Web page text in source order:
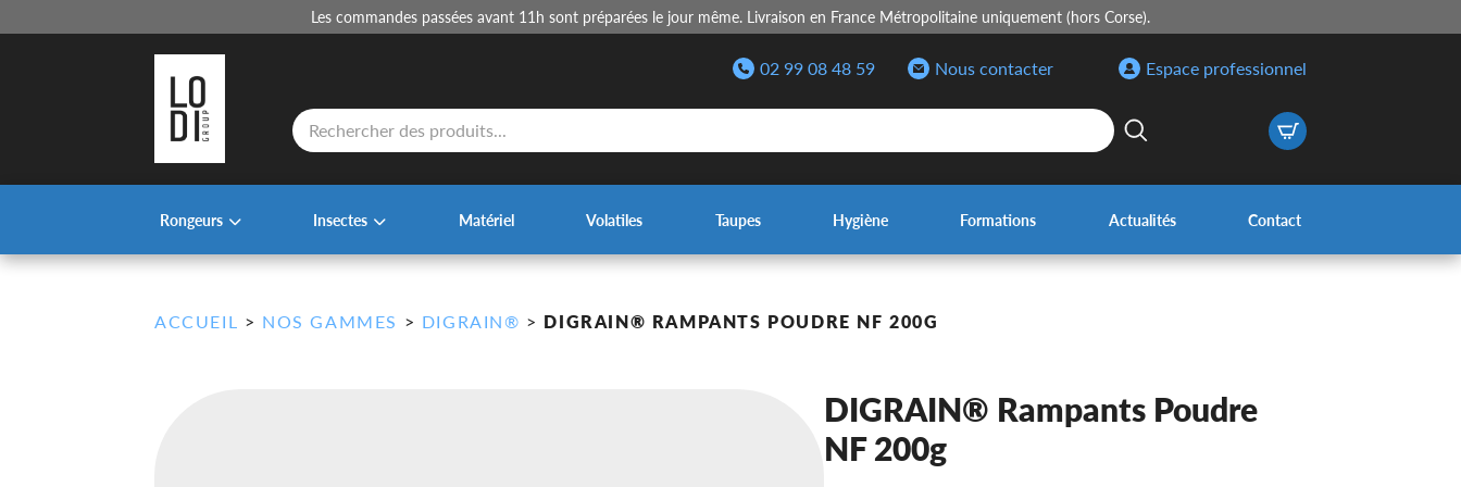
Les commandes passées avant 11h sont préparées le jour même. Livraison en France Métropolitaine uniquement (hors Corse).
02 99 08 48 59 Nous contacter
Espace professionnel
Recherche
de
produits
Rongeurs Insectes Matériel Volatiles Taupes Hygiène Formations Actualités Contact
ACCUEIL > NOS GAMMES > DIGRAIN® > DIGRAIN® RAMPANTS POUDRE NF 200G
DIGRAIN® Rampants Poudre
NF 200g